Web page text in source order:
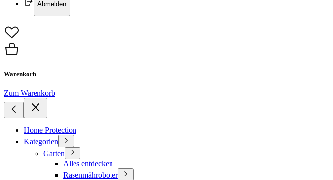
Abmelden
Warenkorb
Zum Warenkorb
Home Protection
Kategorien
Garten
Alles entdecken
Rasenmähroboter